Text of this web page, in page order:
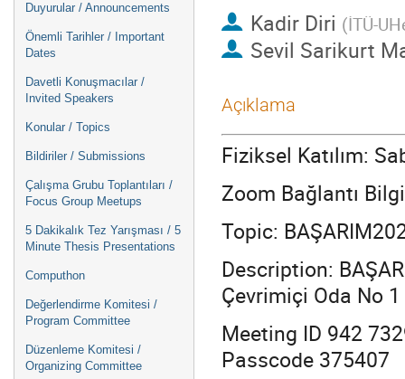
Duyurular / Announcements
Önemli Tarihler / Important
Dates
Davetli Konuşmacılar /
Invited Speakers
Konular / Topics
Bildiriler / Submissions
Çalışma Grubu Toplantıları /
Focus Group Meetups
5 Dakikalık Tez Yarışması / 5
Minute Thesis Presentations
Computhon
Değerlendirme Komitesi /
Program Committee
Düzenleme Komitesi /
Organizing Committee
Kadir Diri (İTÜ-
Sevil Sarikurt
Açıklama
Fiziksel Katılım:
Zoom Bağlantı
Topic:
Description:
Çevrimiçi Oda No 1
Meeting ID 942
Passcode 375407